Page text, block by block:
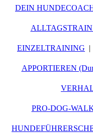
DEIN
EINZELTRAINING
APPORTIEREN
PRO-DOG-WALK